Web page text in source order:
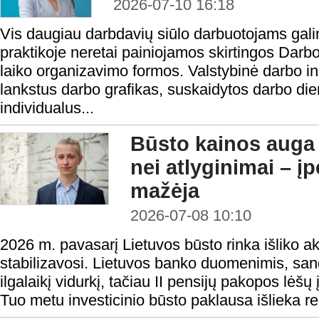
2026-07-10 16:18
Vis daugiau darbdavių siūlo darbuotojams
praktikoje neretai painiojamos skirtingos
laiko organizavimo formos. Valstybinė darbo
lankstus darbo grafikas, suskaidytos darbo
individualus...
Būsto kainos
nei atlyginimai –
mažėja
2026-07-08 10:10
2026 m. pavasarį Lietuvos būsto rinka išliko
stabilizavosi. Lietuvos banko duomenimis,
ilgalaikį vidurkį, tačiau II pensijų pakopos
Tuo metu investicinio būsto paklausa išlieka